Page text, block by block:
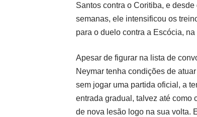
Santos contra o Coritiba, e
semanas, ele intensificou os
para o duelo contra a Escócia,
Apesar de figurar na lista de
Neymar tenha condições de
sem jogar uma partida oficial, a
entrada gradual, talvez até como
de nova lesão logo na sua volta.